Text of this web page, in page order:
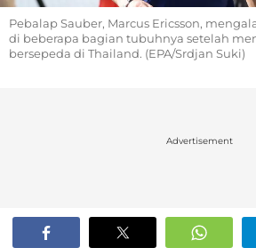
Pebalap Sauber, Marcus Ericsson,
di beberapa bagian tubuhnya setelah
bersepeda di Thailand. (EPA/Srdjan Suki)
Advertisement